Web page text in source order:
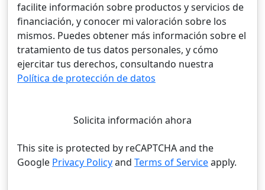
facilite información sobre productos y servicios de
financiación, y conocer mi valoración sobre los
mismos. Puedes obtener más información sobre el
tratamiento de tus datos personales, y cómo
ejercitar tus derechos, consultando nuestra
Política de protección de datos
Solicita información ahora
This site is protected by reCAPTCHA and the
Google Privacy Policyand Terms of Serviceapply.